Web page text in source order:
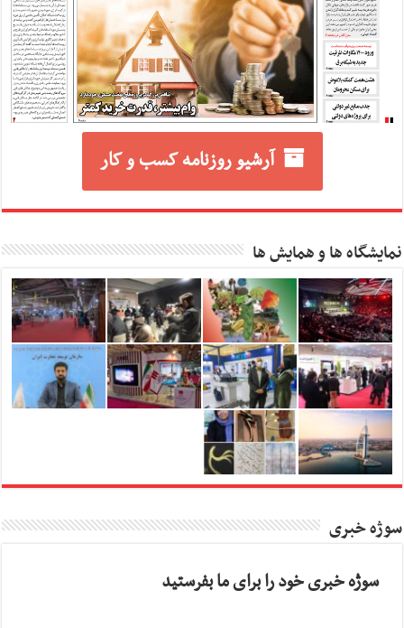
آرشیو روزنامه کسب و کار
نمایشگاه ها و همایش ها
سوژه خبری
سوژه خبری خود را برای ما بفرستید